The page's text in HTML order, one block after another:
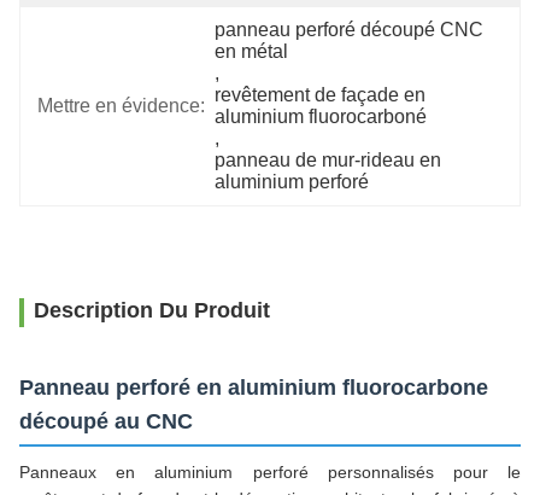
Mettre en évidence:
panneau perforé découpé CNC
en métal
,
revêtement de façade en
aluminium fluorocarboné
,
panneau de mur-rideau en
aluminium perforé
Description Du Produit
Panneau perforé en aluminium fluorocarbone
découpé au CNC
Panneaux en aluminium perforé personnalisés pour le